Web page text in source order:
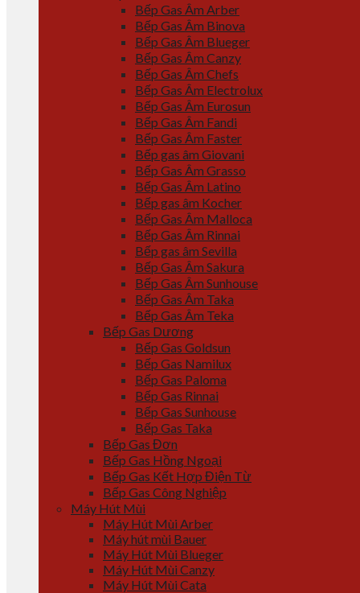
Bếp Gas Âm Arber
Bếp Gas Âm Binova
Bếp Gas Âm Blueger
Bếp Gas Âm Canzy
Bếp Gas Âm Chefs
Bếp Gas Âm Electrolux
Bếp Gas Âm Eurosun
Bếp Gas Âm Fandi
Bếp Gas Âm Faster
Bếp gas âm Giovani
Bếp Gas Âm Grasso
Bếp Gas Âm Latino
Bếp gas âm Kocher
Bếp Gas Âm Malloca
Bếp Gas Âm Rinnai
Bếp gas âm Sevilla
Bếp Gas Âm Sakura
Bếp Gas Âm Sunhouse
Bếp Gas Âm Taka
Bếp Gas Âm Teka
Bếp Gas Dương
Bếp Gas Goldsun
Bếp Gas Namilux
Bếp Gas Paloma
Bếp Gas Rinnai
Bếp Gas Sunhouse
Bếp Gas Taka
Bếp Gas Đơn
Bếp Gas Hồng Ngoại
Bếp Gas Kết Hợp Điện Từ
Bếp Gas Công Nghiệp
Máy Hút Mùi
Máy Hút Mùi Arber
Máy hút mùi Bauer
Máy Hút Mùi Blueger
Máy Hút Mùi Canzy
Máy Hút Mùi Cata